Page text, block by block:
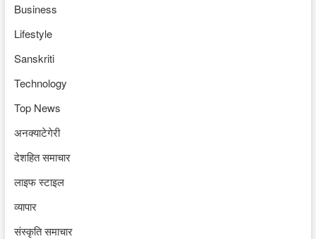
Business
Lifestyle
Sanskriti
Technology
Top News
अनक्याटेगेरी
देशहित समाचार
लाइफ स्टाइल
व्यापार
संस्कृति समाचार